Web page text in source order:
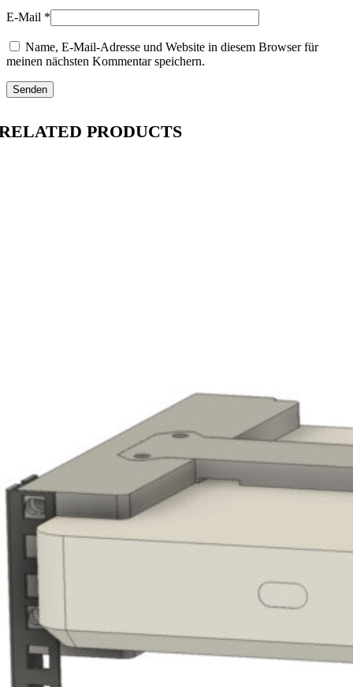
E-Mail *
Name, E-Mail-Adresse und Website in diesem Browser für
meinen nächsten Kommentar speichern.
PRODUCTS